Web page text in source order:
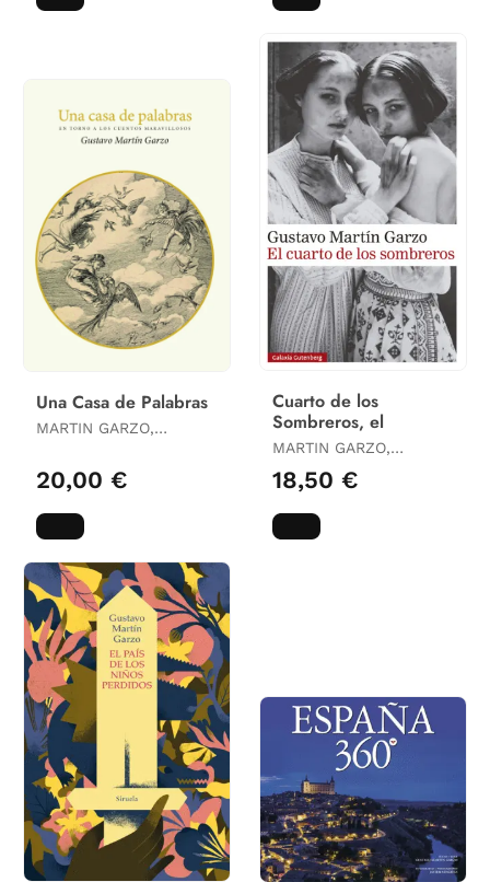
Una Casa de Palabras
MARTIN GARZO,
20,00 €
Cuarto de los
Sombreros, el
MARTIN GARZO,
18,50 €